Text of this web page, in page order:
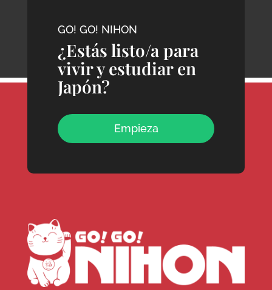
GO! GO! NIHON
¿Estás listo/a para
vivir y estudiar en
Japón?
Empieza